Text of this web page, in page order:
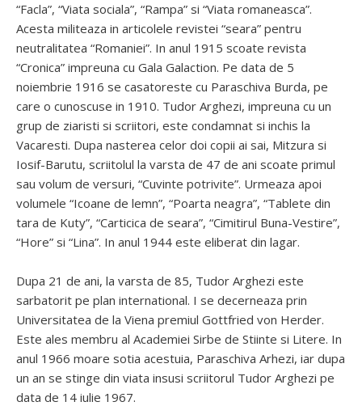
“Facla”, “Viata sociala”, “Rampa” si “Viata romaneasca”.
Acesta militeaza in articolele revistei “seara” pentru
neutralitatea “Romaniei”. In anul 1915 scoate revista
“Cronica” impreuna cu Gala Galaction. Pe data de 5
noiembrie 1916 se casatoreste cu Paraschiva Burda, pe
care o cunoscuse in 1910. Tudor Arghezi, impreuna cu un
grup de ziaristi si scriitori, este condamnat si inchis la
Vacaresti. Dupa nasterea celor doi copii ai sai, Mitzura si
Iosif-Barutu, scriitolul la varsta de 47 de ani scoate primul
sau volum de versuri, “Cuvinte potrivite”. Urmeaza apoi
volumele “Icoane de lemn”, “Poarta neagra”, “Tablete din
tara de Kuty”, “Carticica de seara”, “Cimitirul Buna-Vestire”,
“Hore” si “Lina”. In anul 1944 este eliberat din lagar.
Dupa 21 de ani, la varsta de 85, Tudor Arghezi este
sarbatorit pe plan international. I se decerneaza prin
Universitatea de la Viena premiul Gottfried von Herder.
Este ales membru al Academiei Sirbe de Stiinte si Litere. In
anul 1966 moare sotia acestuia, Paraschiva Arhezi, iar dupa
un an se stinge din viata insusi scriitorul Tudor Arghezi pe
data de 14 iulie 1967.